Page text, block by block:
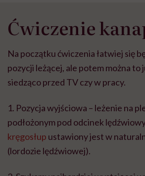
Ćwiczenie
Na początku ćwiczenia łatwiej się
pozycji leżącej, ale potem można to
siedząco przed TV czy w pracy.
1. Pozycja wyjściowa – leżenie na
podłożonym pod odcinek
kręgosłup ustawiony jest w
(lordozie lędźwiowej).